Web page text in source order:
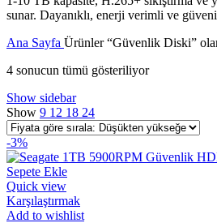
sunar. Dayanıklı, enerji verimli ve
Ana Sayfa Ürünler “Güvenlik Diski”
4 sonucun tümü gösteriliyorFiyata
yükseğe
Show sidebar
Show 9 12 18 24
-3%
Sepete Ekle
Quick view
Karşılaştırmak
Add to wishlist